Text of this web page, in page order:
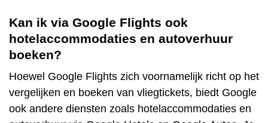
Kan ik via Google Flights ook
hotelaccommodaties en autoverhuur
boeken?
Hoewel Google Flights zich voornamelijk richt op het
vergelijken en boeken van vliegtickets, biedt Google
ook andere diensten zoals hotelaccommodaties en